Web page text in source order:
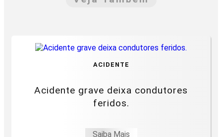
ACIDENTE
Acidente grave deixa condutores
feridos.
Saiba Mais